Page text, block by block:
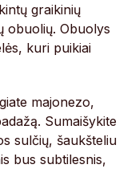
graikinių
obuolių. Obuolys
kuri puikiai
majonezo,
Sumaišykite
sulčių, šaukšteliu
bus subtilesnis,